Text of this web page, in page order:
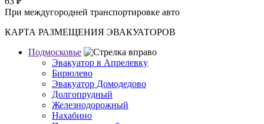
При междугородней транспортировке авто
КАРТА РАЗМЕЩЕНИЯ ЭВАКУАТОРОВ
Подмосковье
Эвакуатор в Апрелевку
Бирюлево
Эвакуатор Домодедово
Долгопрудный
Железнодорожный
Нахабино